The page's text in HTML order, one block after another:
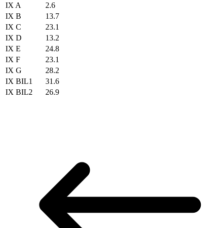
IX A
2.6
IX B
13.7
IX C
23.1
IX D
13.2
IX E
24.8
IX F
23.1
IX G
28.2
IX BIL1
31.6
IX BIL2
26.9